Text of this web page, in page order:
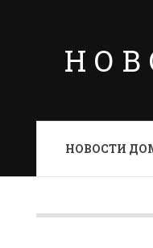
НОВОСТИ